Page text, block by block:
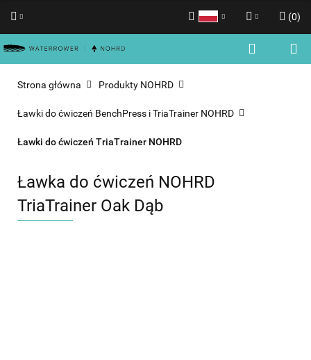
Zaloguj się
Zgody cookies
(0)
Strona główna Produkty NOHRD
Ławki do ćwiczeń BenchPress i TriaTrainer NOHRD
Ławki do ćwiczeń TriaTrainer NOHRD
Ławka do ćwiczeń NOHRD
TriaTrainer Oak Dąb